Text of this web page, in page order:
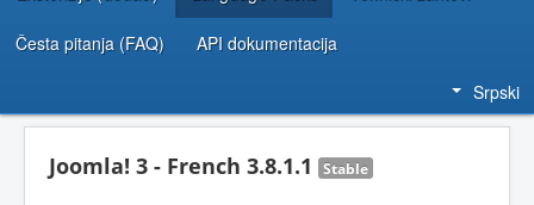
Česta pitanja (FAQ) API dokumentacija
Srpski
Joomla! 3 - French 3.8.1.1 Stable